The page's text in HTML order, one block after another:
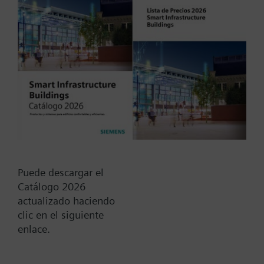
Tipo / Código:
WFU10.110
Código:
BPZ:WFU10.110
Documentos
Puede descargar el
Catálogo 2026
actualizado haciendo
clic en el siguiente
enlace.